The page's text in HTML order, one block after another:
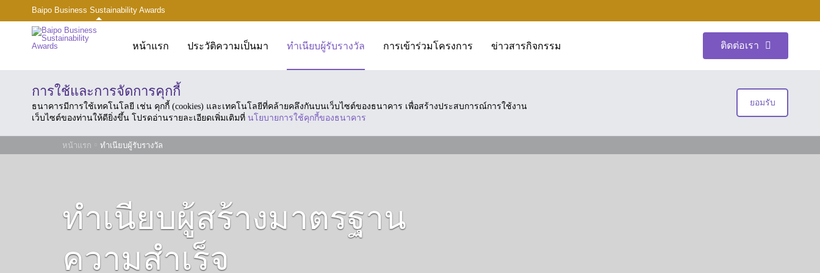
Baipo Business Sustainability Awards
หน้าแรก ประวัติความเป็นมา ทำเนียบผู้รับรางวัล การเข้าร่วมโครงการ ข่าวสารกิจกรรม ติดต่อเรา
การใช้และการจัดการคุกกี้
ธนาคารมีการใช้เทคโนโลยี เช่น คุกกี้ (cookies) และเทคโนโลยีที่คล้ายคลึงกันบนเว็บไซต์ของธนาคาร เพื่อสร้างประสบการณ์การใช้งาน
เว็บไซต์ของท่านให้ดียิ่งขึ้น โปรดอ่านรายละเอียดเพิ่มเติมที่ นโยบายการใช้คุกกี้ของธนาคาร
ยอมรับ
หน้าแรก ทำเนียบผู้รับรางวัล
ทำเนียบผู้สร้างมาตรฐาน
ความสำเร็จ